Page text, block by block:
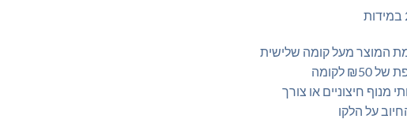
המוצר מעל קומה שלישית
לקומה
מנוף חיצוניים או צורך
על הלקו